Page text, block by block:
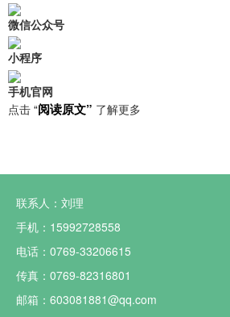
微信公众号
小程序
手机官网
点击 “阅读原文” 了解更多
联系人：刘理
手机：15992728558
电话：0769-33206615
传真：0769-82316801
邮箱：603081881@qq.com